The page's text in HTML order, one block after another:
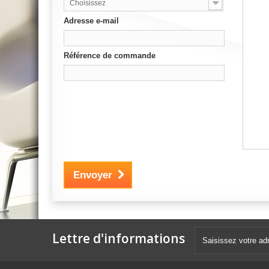
Choisissez
Adresse e-mail
Référence de commande
Envoyer
Lettre d'informations